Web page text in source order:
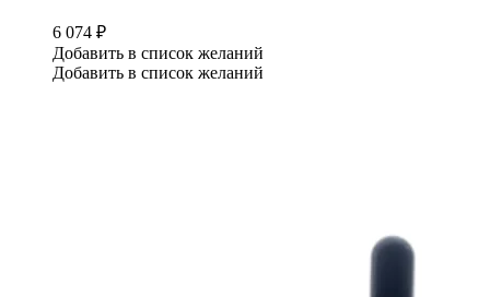
6 074 ₽
Добавить в список желаний
Добавить в список желаний